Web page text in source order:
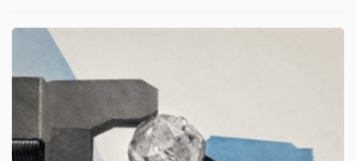
SÓC
KHỎE